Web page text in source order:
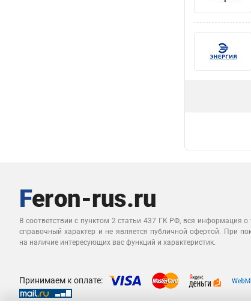
В соответствии с пунктом 2 статьи 437 ГК РФ, вся информация о
справочный характер и не является публичной офертой. При
на наличие интересующих вас функций и характеристик.
Принимаем к оплате: